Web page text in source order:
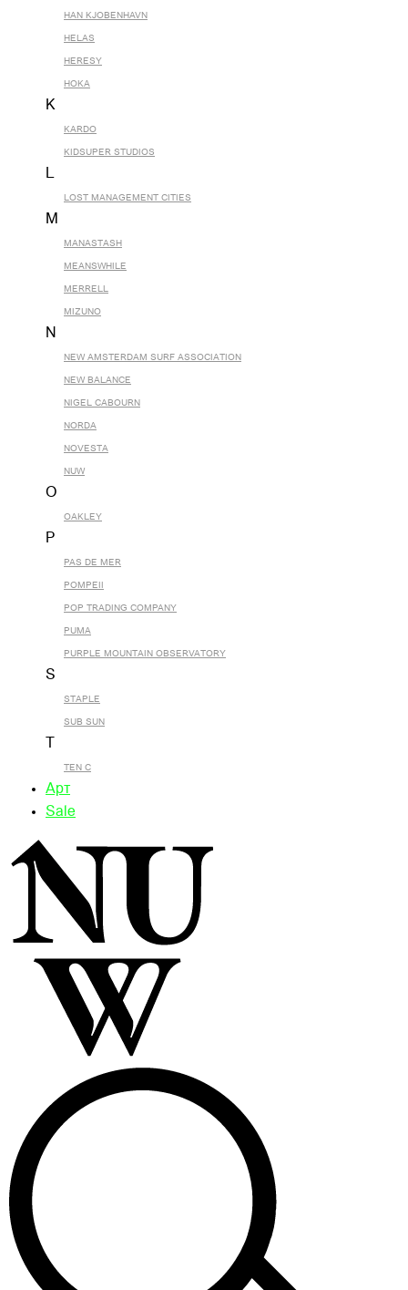
HAN KJOBENHAVN
HELAS
HERESY
HOKA
K
KARDO
KIDSUPER STUDIOS
L
LOST MANAGEMENT CITIES
M
MANASTASH
MEANSWHILE
MERRELL
MIZUNO
N
NEW AMSTERDAM SURF ASSOCIATION
NEW BALANCE
NIGEL CABOURN
NORDA
NOVESTA
NUW
O
OAKLEY
P
PAS DE MER
POMPEII
POP TRADING COMPANY
PUMA
PURPLE MOUNTAIN OBSERVATORY
S
STAPLE
SUB SUN
TEN C
Арт
Sale